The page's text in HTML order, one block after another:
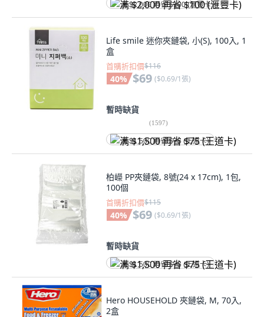
满 $2,000 再省 $100 (滙豐卡)
Life smile 迷你夾鏈袋, 小(S), 100入, 1
盒
首購折扣價$116
40% $69 ($0.69/1張)
暫時缺貨
(1597)
满 $1,500 再省 $75 (王道卡)
柏嶸 PP夾鏈袋, 8號(24 x 17cm), 1包,
100個
首購折扣價$115
40% $69 ($0.69/1張)
暫時缺貨
满 $1,500 再省 $75 (王道卡)
Hero HOUSEHOLD 夾鏈袋, M, 70入,
2盒